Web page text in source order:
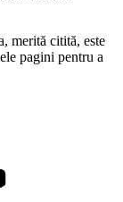
merită citită, este
pagini pentru a